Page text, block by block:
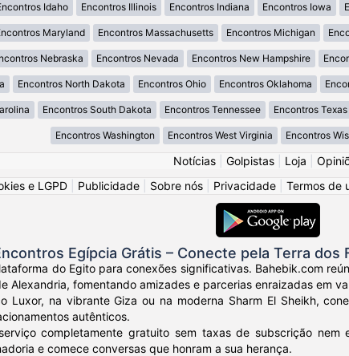
Idaho Encontros Illinois Encontros Indiana Encontros Iowa
Maryland Encontros Massachusetts Encontros Michigan
Nebraska Encontros Nevada Encontros New Hampshire
Encontros North Dakota Encontros Ohio Encontros Oklahoma
Encontros South Dakota Encontros Tennessee Encontros Texas
Encontros Washington Encontros West Virginia Encontros
Notícias Golpistas Loja
e LGPD
Publicidade Sobre nós Privacidade Termos de
Egípcia Grátis – Conecte pela Terra dos
do Egito para conexões significativas. Bahebik.com
Alexandria, fomentando amizades e parcerias enraizadas em
Luxor, na vibrante Giza ou na moderna Sharm El Sheikh,
autênticos.
completamente gratuito sem taxas de subscrição
e comece conversas que honram a sua herança.